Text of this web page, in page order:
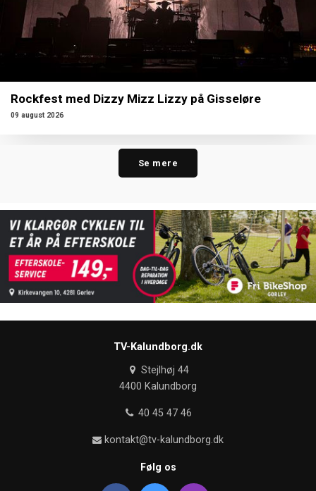
Rockfest med Dizzy Mizz Lizzy på Gisseløre
09 august 2026
Se mere
TV-Kalundborg.dk
Stejlhøj 44
4400 Kalundborg
40 45 47 46
kontakt@tv-kalundborg.dk
Følg os